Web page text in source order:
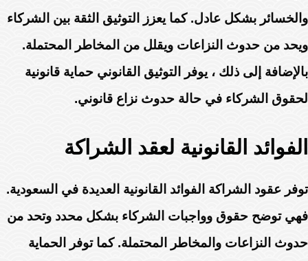
والخسائر بشكل عادل. كما يعزز التوثيق الثقة بين الشركاء
ويحد من حدوث النزاعات ويقلل من المخاطر المحتملة.
بالإضافة إلى ذلك ، يوفر التوثيق القانوني حماية قانونية
لحقوق الشركاء في حالة حدوث نزاع قانوني.
الفوائد القانونية لعقد الشراكة
توفر عقود الشراكة الفوائد القانونية العديدة في السعودية.
فهي توضح حقوق وواجبات الشركاء بشكل محدد وتحد من
حدوث النزاعات والمخاطر المحتملة. كما توفر الحماية